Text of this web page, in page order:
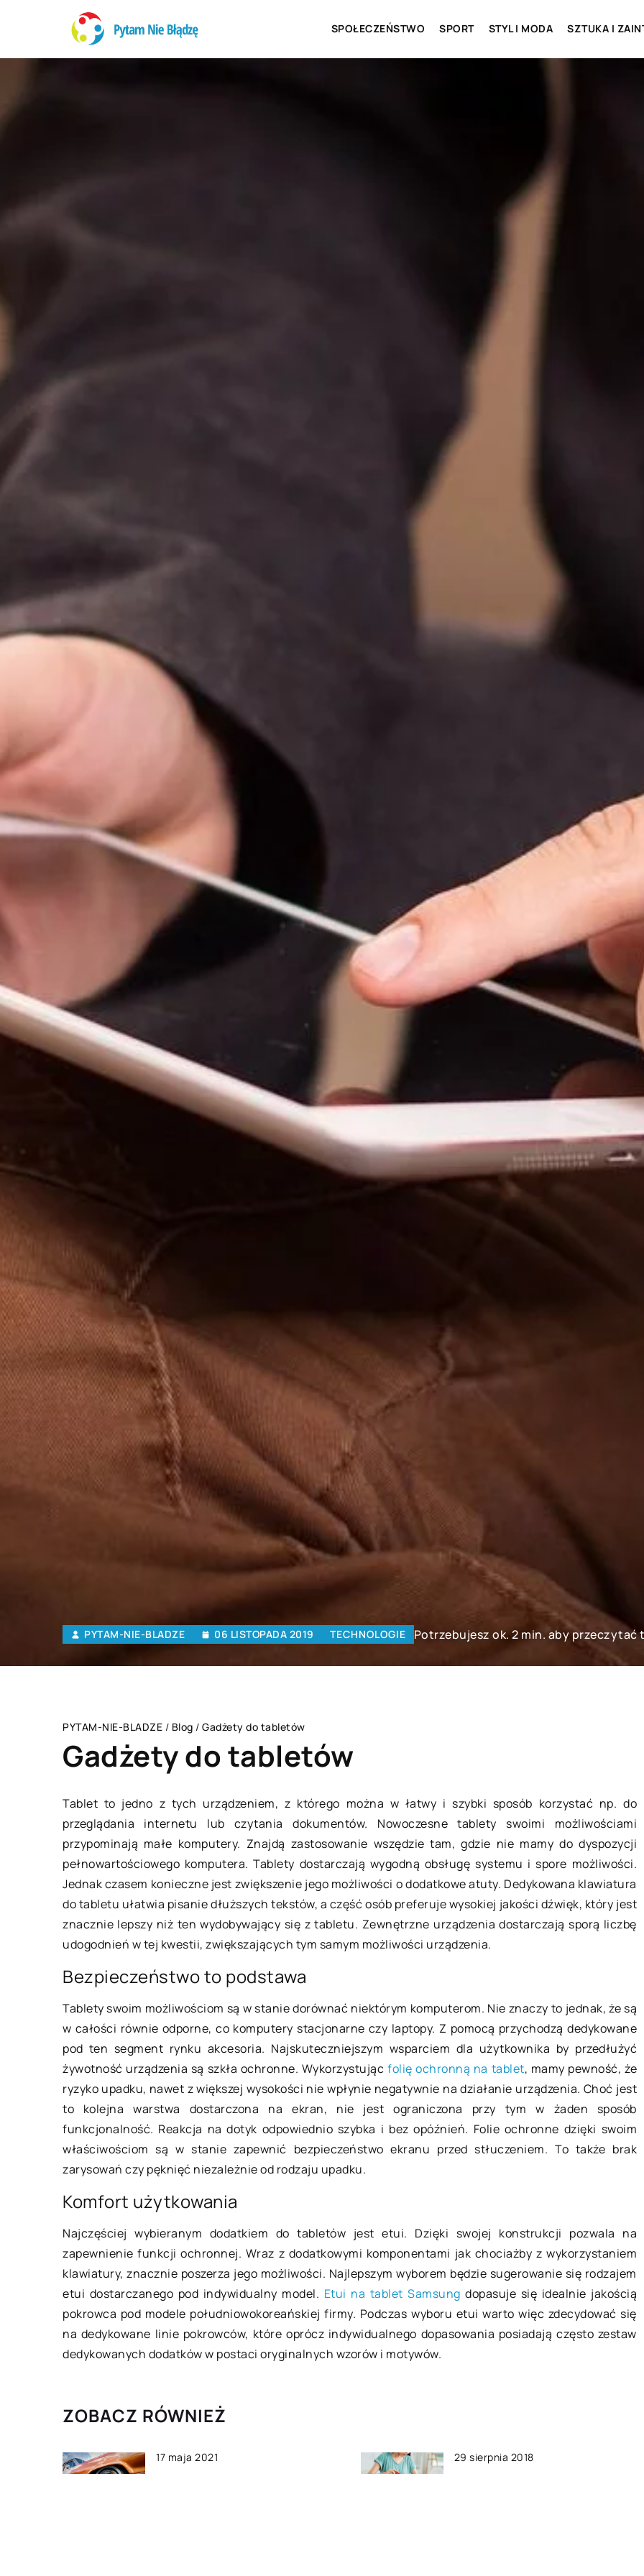
SPOŁECZEŃSTWO SPORT STYL I MODA SZTUKA I
PYTAM-NIE-BLADZE 06 LISTOPADA 2019 TECHNOLOGIE Potrzebujesz ok. 2 min. aby przeczytać
PYTAM-NIE-BLADZE / Blog / Gadżety do tabletów
Gadżety do tabletów
Tablet to jedno z tych urządzeniem, z którego można w łatwy i szybki sposób korzystać np. do
przeglądania internetu lub czytania dokumentów. Nowoczesne tablety swoimi możliwościami
przypominają małe komputery. Znajdą zastosowanie wszędzie tam, gdzie nie mamy do dyspozycji
pełnowartościowego komputera. Tablety dostarczają wygodną obsługę systemu i spore możliwości.
Jednak czasem konieczne jest zwiększenie jego możliwości o dodatkowe atuty. Dedykowana klawiatura
do tabletu ułatwia pisanie dłuższych tekstów, a część osób preferuje wysokiej jakości dźwięk, który jest
znacznie lepszy niż ten wydobywający się z tabletu. Zewnętrzne urządzenia dostarczają sporą liczbę
udogodnień w tej kwestii, zwiększających tym samym możliwości urządzenia.
Bezpieczeństwo to podstawa
Tablety swoim możliwościom są w stanie dorównać niektórym komputerom. Nie znaczy to jednak, że są
w całości równie odporne, co komputery stacjonarne czy laptopy. Z pomocą przychodzą dedykowane
pod ten segment rynku akcesoria. Najskuteczniejszym wsparciem dla użytkownika by przedłużyć
żywotność urządzenia są szkła ochronne. Wykorzystując folię ochronną na tablet, mamy pewność, że
ryzyko upadku, nawet z większej wysokości nie wpłynie negatywnie na działanie urządzenia. Choć jest
to kolejna warstwa dostarczona na ekran, nie jest ograniczona przy tym w żaden sposób
funkcjonalność. Reakcja na dotyk odpowiednio szybka i bez opóźnień. Folie ochronne dzięki swoim
właściwościom są w stanie zapewnić bezpieczeństwo ekranu przed stłuczeniem. To także brak
zarysowań czy pęknięć niezależnie od rodzaju upadku.
Komfort użytkowania
Najczęściej wybieranym dodatkiem do tabletów jest etui. Dzięki swojej konstrukcji pozwala na
zapewnienie funkcji ochronnej. Wraz z dodatkowymi komponentami jak chociażby z wykorzystaniem
klawiatury, znacznie poszerza jego możliwości. Najlepszym wyborem będzie sugerowanie się rodzajem
etui dostarczanego pod indywidualny model. Etui na tablet Samsung dopasuje się idealnie jakością
pokrowca pod modele południowokoreańskiej firmy. Podczas wyboru etui warto więc zdecydować się
na dedykowane linie pokrowców, które oprócz indywidualnego dopasowania posiadają często zestaw
dedykowanych dodatków w postaci oryginalnych wzorów i motywów.
ZOBACZ RÓWNIEŻ
17 maja 2021 29 sierpnia 2018
MIESZKANIE
17 grudnia 2022
Jaka wycieraczka pod drzwi
zatrzyma brud najlepiej?
Wycieraczki to świetny sposób na
utrzymanie brudu z dala od Twojego
domu. Mogą być również używane
jako element dekoracyjny wewnątrz
MIESZKANIE
22 maja 2021
domownikom odpowiedni komfort i
klimat w domu?
Ogrzewanie to istotny aspekt
funkcjonowania domu. Na rynku
dostępny jest szereg instalacji, które
w różnej formie zapewniają komfort
cieplny. Wśród […]